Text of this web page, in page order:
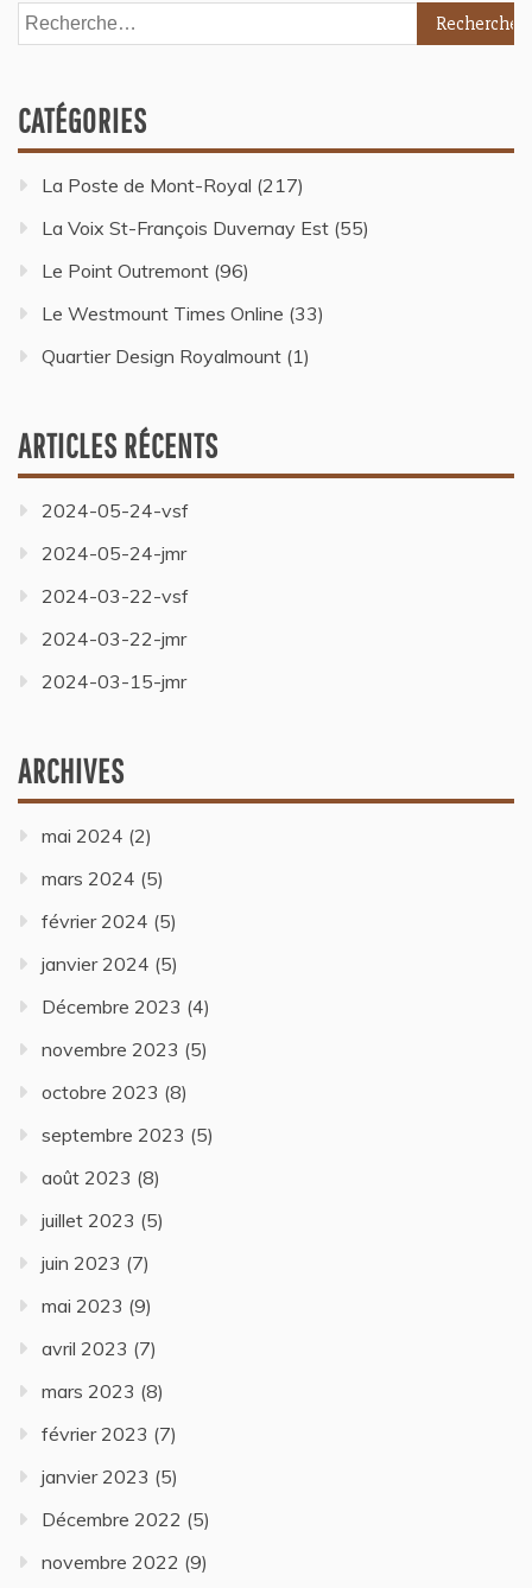
CATÉGORIES
La Poste de Mont-Royal (217)
La Voix St-François Duvernay Est (55)
Le Point Outremont (96)
Le Westmount Times Online (33)
Quartier Design Royalmount (1)
ARTICLES RÉCENTS
2024-05-24-vsf
2024-05-24-jmr
2024-03-22-vsf
2024-03-22-jmr
2024-03-15-jmr
ARCHIVES
mai 2024 (2)
mars 2024 (5)
février 2024 (5)
janvier 2024 (5)
Décembre 2023 (4)
novembre 2023 (5)
octobre 2023 (8)
septembre 2023 (5)
août 2023 (8)
juillet 2023 (5)
juin 2023 (7)
mai 2023 (9)
avril 2023 (7)
mars 2023 (8)
février 2023 (7)
janvier 2023 (5)
Décembre 2022 (5)
novembre 2022 (9)